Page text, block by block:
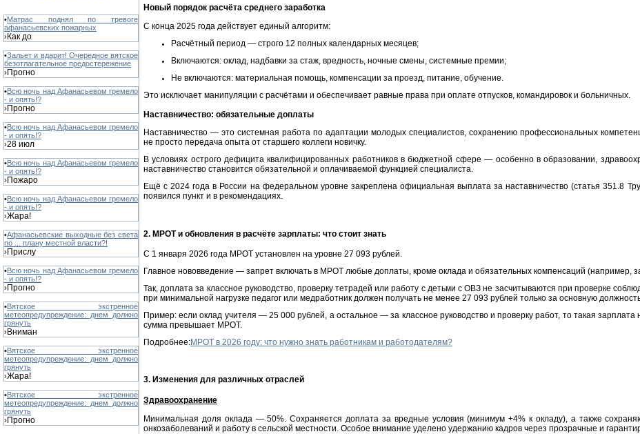
•Матрас поднял по тревоге
афанасьевских пожарных
›Как до
•Зальет и вдарит! Очередное вятское
безотлагательное предостережение
›Прогно
•Всю ночь над Афанасьевом гремело
- и опять!?
›Прогно
•Всю ночь над Афанасьевом гремело
- и опять!?
›28 июл
•Всю ночь над Афанасьевом гремело
- и опять!?
›Пожаро
•Всю ночь над Афанасьевом гремело
- и опять!?
›Жара!
•Афанасьевские выходные без света
по ... плану местной власти?!
›Прислу
•Всю ночь над Афанасьевом гремело
- и опять!?
›Прогно
•Вятское экстренное
метеопредупреждение: днем должно
грянуть
›Вниман
•Вятское экстренное
метеопредупреждение: днем должно
грянуть
›Жара!
•Вятское экстренное
метеопредупреждение: днем должно
грянуть
›Прогно
Новый порядок расчёта среднего заработка
С конца 2025 года действует единый алгоритм:
Расчётный период — строго 12 полных календарных месяцев;
Включаются: оклад, надбавки за стаж, вредность, ночные смены, системные премии;
Не включаются: материальная помощь, компенсации за проезд, питание, обучение.
Это исключает манипуляции с расчётами и обеспечивает равные права при оплате отпусков, командировок и больничных.
Наставничество: обязательные доплаты
Наставничество — это системная работа по адаптации молодых специалистов, сохранению профессиональных
не просто передача опыта от старшего коллеги новичку.
В условиях острого дефицита квалифицированных работников в бюджетной сфере — особенно в образовании,
наставничество становится обязательной и оплачиваемой функцией специалиста.
Ещё с 2024 года в России на федеральном уровне закреплена официальная выплата за наставничество (статья 351.8
появился пункт и в рекомендациях.
2. МРОТ и обновления в расчёте зарплаты: что стоит знать
С 1 января 2026 года МРОТ установлен на уровне 27 093 рублей.
Главное нововведение — запрет включать в МРОТ любые доплаты, кроме оклада и обязательных компенсаций (например,
Так, доплата за классное руководство, проверку тетрадей или работу с детьми с ОВЗ не засчитываются при проверке
при минимальной нагрузке педагог или медработник должен получать не менее 27 093 рублей только за основную
Пример: если оклад учителя — 25 000 рублей, а остальное — за классное руководство и проверку работ, то такая зарплата
сумма превышает МРОТ.
Подробнее:МРОТ в 2026 году: что нужно знать работникам и работодателям?
3. Изменения для различных отраслей
Здравоохранение
Минимальная доля оклада — 50%. Сохраняется доплата за вредные условия (минимум +4% к окладу), а также
онкозаболеваний и работу в сельской местности. Особое внимание уделено удержанию кадров через прозрачные и